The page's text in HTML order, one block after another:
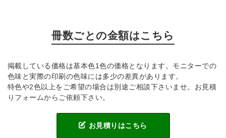
冊数ごとの金額はこちら
掲載している価格は基本色1色の価格となります。モニターでの
色味と実際の印刷の色味には多少の差異があります。
特色や2色以上をご希望の場合は別途ご相談下さいませ。お見積
りフォームからご依頼下さい。
お見積りはこちら